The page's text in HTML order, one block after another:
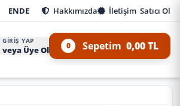
ENDE Hakkımızda İletişim Satıcı Ol
GIRIŞ YAP
veya Üye Ol 0 Sepetim 0,00 TL